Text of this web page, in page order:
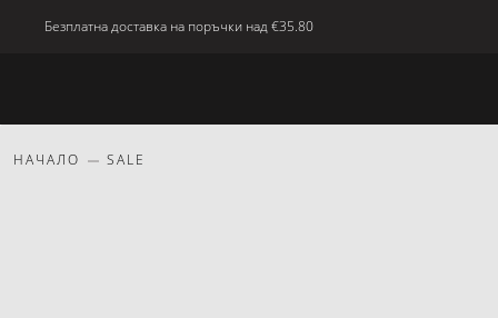
Безплатна доставка на поръчки над€35.80
НАЧАЛО SALE